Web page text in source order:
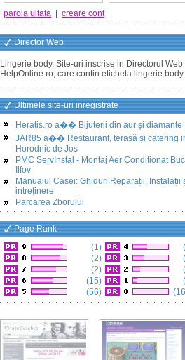
parola uitata creare cont
Director Web
Lingerie body, Site-uri inscrise in Directorul Web
HelpOnline.ro, care contin eticheta lingerie body
Ultimele site-uri inregistrate
Heratis.ro a�� Bijuterii din aur și diamante
JAR85 a�� Restaurant, terasă și catering
Horodnic de Jos
PMC ServInstal - Montaj Aer Conditionat
Ilfov
Manualul Casei: Ghiduri Reparații, Instalații
intreținere
Parcarea Zborului
Page Rank
(1)
(2)
(2)
(15)
(56)